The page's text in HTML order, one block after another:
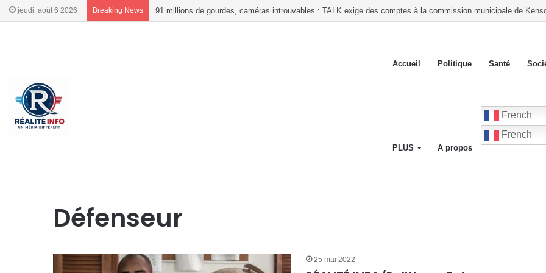
jeudi, août 6 2026 Breaking News 91 millions de gourdes, caméras introuvables : TALK exige des comptes à la commission municipale de
Accueil Politique Santé
PLUS A propos
French
French
French
Défenseur
25 mai 2022